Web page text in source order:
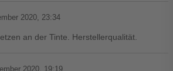
2020, 23:34
an der Tinte. Herstellerqualität.
2020, 19:19